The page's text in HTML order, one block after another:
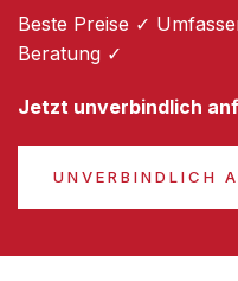
Beste Preise ✓
Beratung ✓
Jetzt unverbindlich
UNVERBINDLICH